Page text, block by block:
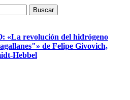
revolución del hidrógeno
de Felipe Givovich,
Hebbel